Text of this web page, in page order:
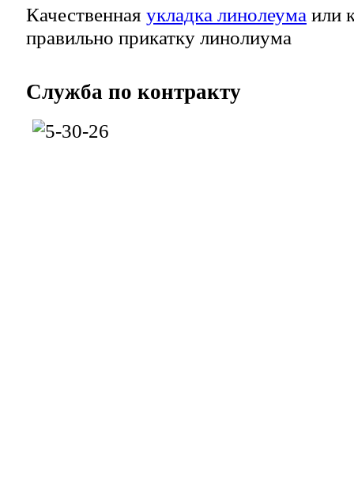
Качественная укладка линолеума или
правильно прикатку линолиума
Служба по контракту